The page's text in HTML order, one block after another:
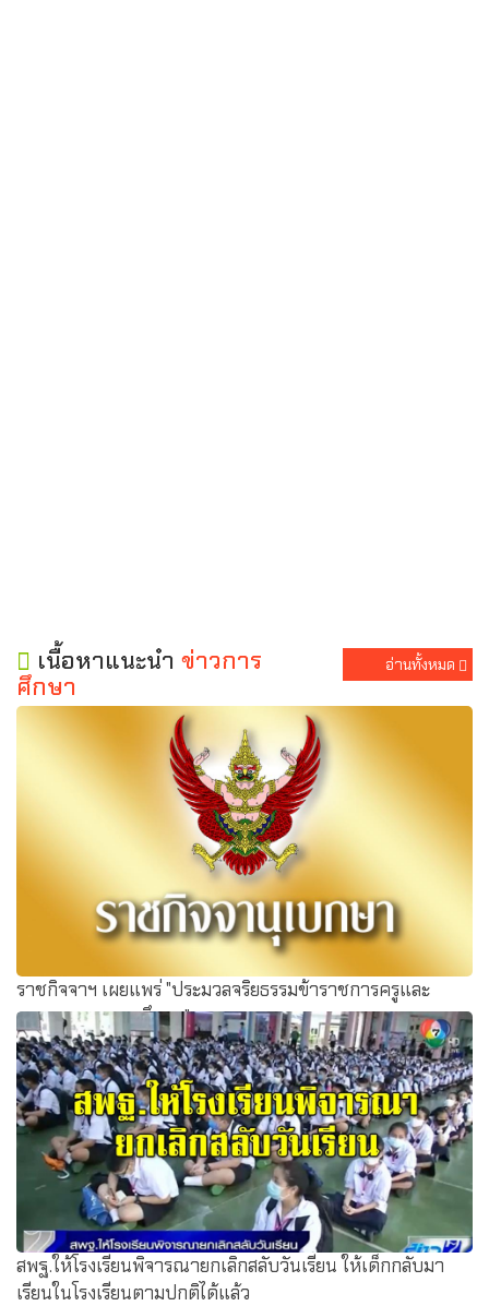
เนื้อหาแนะนำ ข่าวการ
ศึกษา
อ่านทั้งหมด
ราชกิจจาฯ เผยแพร่ "ประมวลจริยธรรมข้าราชการครูและ
บุคลากรทางการศึกษา"
สพฐ.ให้โรงเรียนพิจารณายกเลิกสลับวันเรียน ให้เด็กกลับมา
เรียนในโรงเรียนตามปกติได้แล้ว